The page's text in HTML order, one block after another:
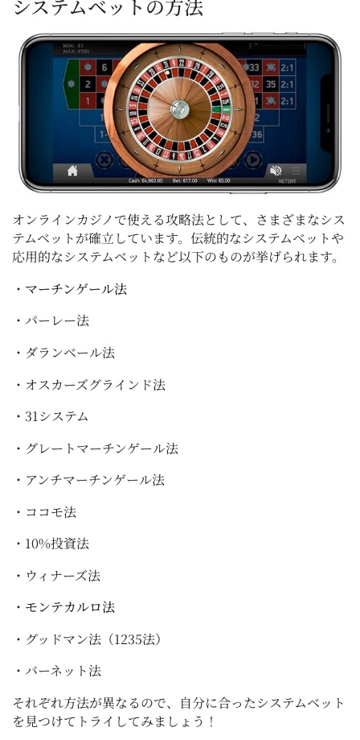
システムベットの方法
オンラインカジノで使える攻略法として、さまざまなシス
テムベットが確立しています。伝統的なシステムベットや
応用的なシステムベットなど以下のものが挙げられます。
・ マーチンゲール法
・パーレー法
・ダランベール法
・オスカーズグラインド法
・31システム
・グレートマーチンゲール法
・アンチマーチンゲール法
・ココモ法
・10%投資法
・ウィナーズ法
・ モンテカルロ法
・グッドマン法（1235法）
・バーネット法
それぞれ方法が異なるので、自分に合ったシステムベット
を見つけてトライしてみましょう！